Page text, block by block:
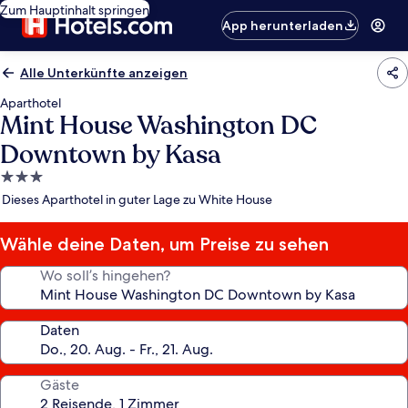
Zum Hauptinhalt springen
App herunterladen
Alle Unterkünfte anzeigen
Aparthotel
Mint House Washington DC
Downtown by Kasa
3.0-
Sterne-
Dieses Aparthotel in guter Lage zu White House
Wähle deine Daten, um Preise zu sehen
Wo soll’s hingehen?
Daten
Gäste